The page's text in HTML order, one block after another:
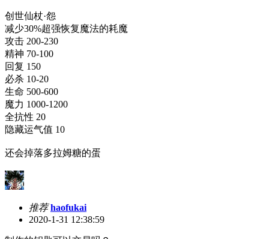
创世仙杖·怨
减少30%超强恢复魔法的耗魔
攻击 200-230
精神 70-100
回复 150
必杀 10-20
生命 500-600
魔力 1000-1200
全抗性 20
隐藏运气值 10
还会掉落多拉姆糖的蛋
推荐haofukai
2020-1-31 12:38:59